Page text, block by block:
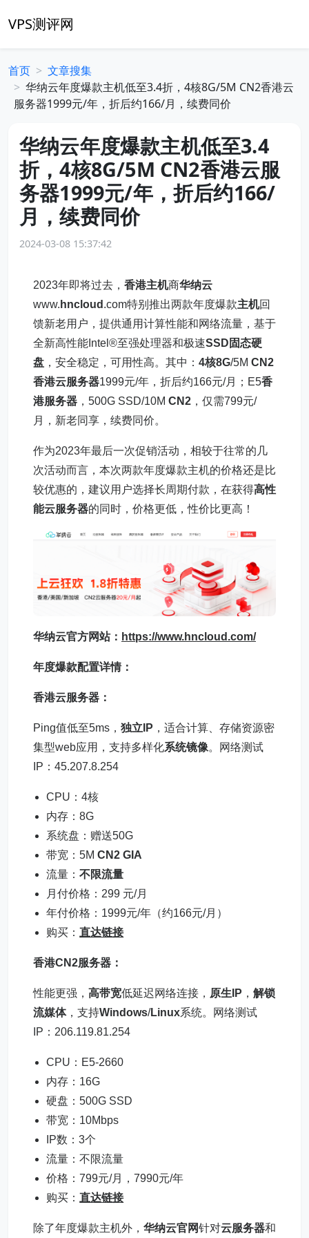
VPS测评网
首页
文章搜集
华纳云年度爆款主机低至3.4折，4核8G/5M CN2香港云
服务器1999元/年，折后约166/月，续费同价
华纳云年度爆款主机低至3.4
折，4核8G/5M CN2香港云服
务器1999元/年，折后约166/
月，续费同价
2024-03-08 15:37:42
2023年即将过去， 香港主机商华纳云
www. hncloud .com特别推出两款年度爆款主机回
馈新老用户，提供通用计算性能和网络流量，基于
全新高性能Intel®至强处理器和极速SSD固态硬
盘 ，安全稳定，可用性高。其中： 4核8G/5M CN2
香港云服务器1999元/年，折后约166元/月；E5香
港服务器 ，500G SSD/10M CN2 ，仅需799元/
月，新老同享，续费同价。
作为2023年最后一次促销活动，相较于往常的几
次活动而言，本次两款年度爆款主机的价格还是比
较优惠的，建议用户选择长周期付款，在获得高性
能云服务器的同时，价格更低，性价比更高！
华纳云官方网站： https://www.hncloud.com/
年度爆款配置详情：
香港云服务器 ：
Ping值低至5ms， 独立IP ，适合计算、存储资源密
集型web应用，支持多样化系统镜像。网络测试
IP：45.207.8.254
CPU：4核
内存：8G
系统盘：赠送50G
带宽：5MCN2 GIA
流量：不限流量
月付价格：299 元/月
年付价格：1999元/年（约166元/月）
购买：直达链接
香港CN2服务器 ：
性能更强， 高带宽低延迟网络连接， 原生IP ， 解锁
流媒体，支持Windows/Linux系统。网络测试
IP：206.119.81.254
CPU：E5-2660
内存：16G
硬盘：500G SSD
带宽：10Mbps
IP数：3个
流量：不限流量
价格：799元/月，7990元/年
购买：直达链接
除了年度爆款主机外， 华纳云官网针对云服务器和